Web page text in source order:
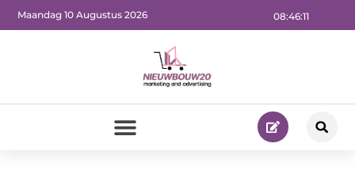
08:46:13
Maandag 10 Augustus 2026